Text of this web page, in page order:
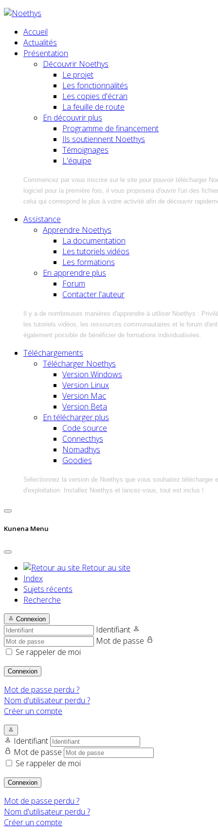
Accueil
Actualités
Présentation
Découvrir Noethys
Le projet
Les fonctionnalités
Les copies d'écran
La feuille de route
En découvrir plus
Programme de financement
Ils soutiennent Noethys
Témoignages
L'équipe
Commencez par vous inscrire sur le site pour pouvoir télécharger
logiciel pour la première fois, il vous proposera d'ouvrir l'un des
celui qui correspond le plus à votre activité afin de découvrir
Assistance
Apprendre Noethys
La documentation
Les tutoriels vidéos
Les formations
En apprendre plus
Forum
Contacter l'auteur
Il y a de nombreuses manières d'apprendre à utiliser Noethys :
les tutoriels vidéos, les ressources communautaires et le forum
également possible de bénéficier de formations individualisées.
Téléchargements
Télécharger Noethys
Version Windows
Version Linux
Version Mac
Version Beta
En télécharger plus
Code source
Connecthys
Nomadhys
Goodies
Sélectionnez la version de Noethys que vous souhaitez télécharger
d'exploitation. Installez Noethys et lancez-vous, tout est inclus !
Kunena Menu
Retour au site
Index
Sujets récents
Recherche
Connexion
Identifiant
Mot de passe
Se rappeler de moi
Connexion
Mot de passe perdu ?
Nom d'utilisateur perdu ?
Créer un compte
Identifiant
Mot de passe
Se rappeler de moi
Connexion
Mot de passe perdu ?
Nom d'utilisateur perdu ?
Créer un compte